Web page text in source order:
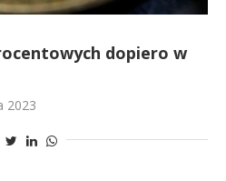
dopiero w
2023